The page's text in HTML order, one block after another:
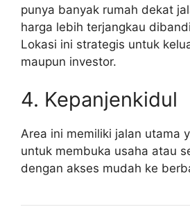
punya banyak rumah dekat
harga lebih terjangkau
Lokasi ini strategis untuk
maupun investor.
4. Kepanjenkidul
Area ini memiliki jalan utama
untuk membuka usaha atau
dengan akses mudah ke